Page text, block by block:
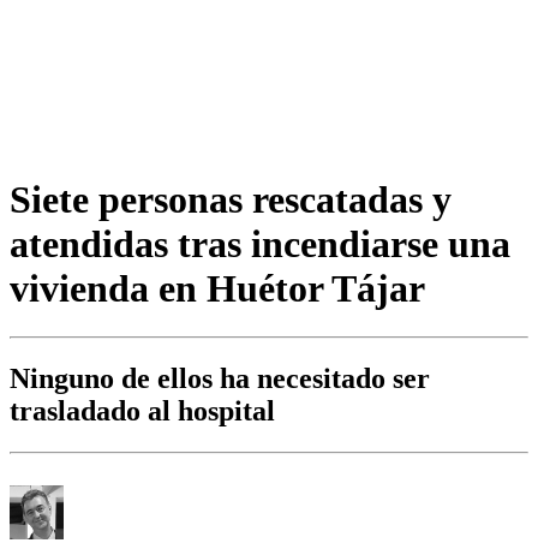
Siete personas rescatadas y
atendidas tras incendiarse una
vivienda en Huétor Tájar
Ninguno de ellos ha necesitado ser
trasladado al hospital